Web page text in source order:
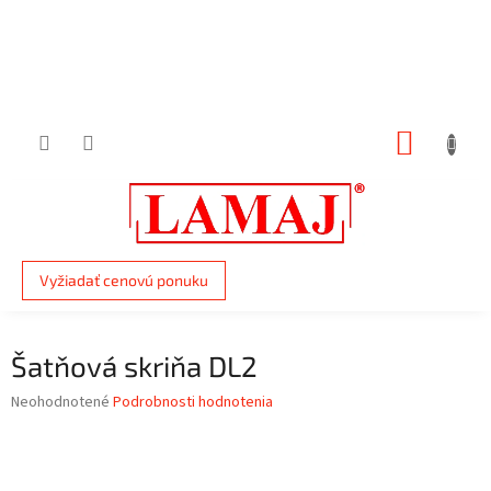
Vyžiadať cenovú ponuku
Šatňová skriňa DL2
Priemerné
Neohodnotené Podrobnosti hodnotenia